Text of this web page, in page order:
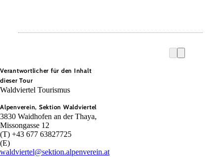
Verantwortlicher für den Inhalt
dieser Tour
Waldviertel Tourismus
Alpenverein, Sektion Waldviertel
3830 Waidhofen an der Thaya,
Missongasse 12
(T) +43 677 63827725
(E)
waldviertel@sektion.alpenverein.at